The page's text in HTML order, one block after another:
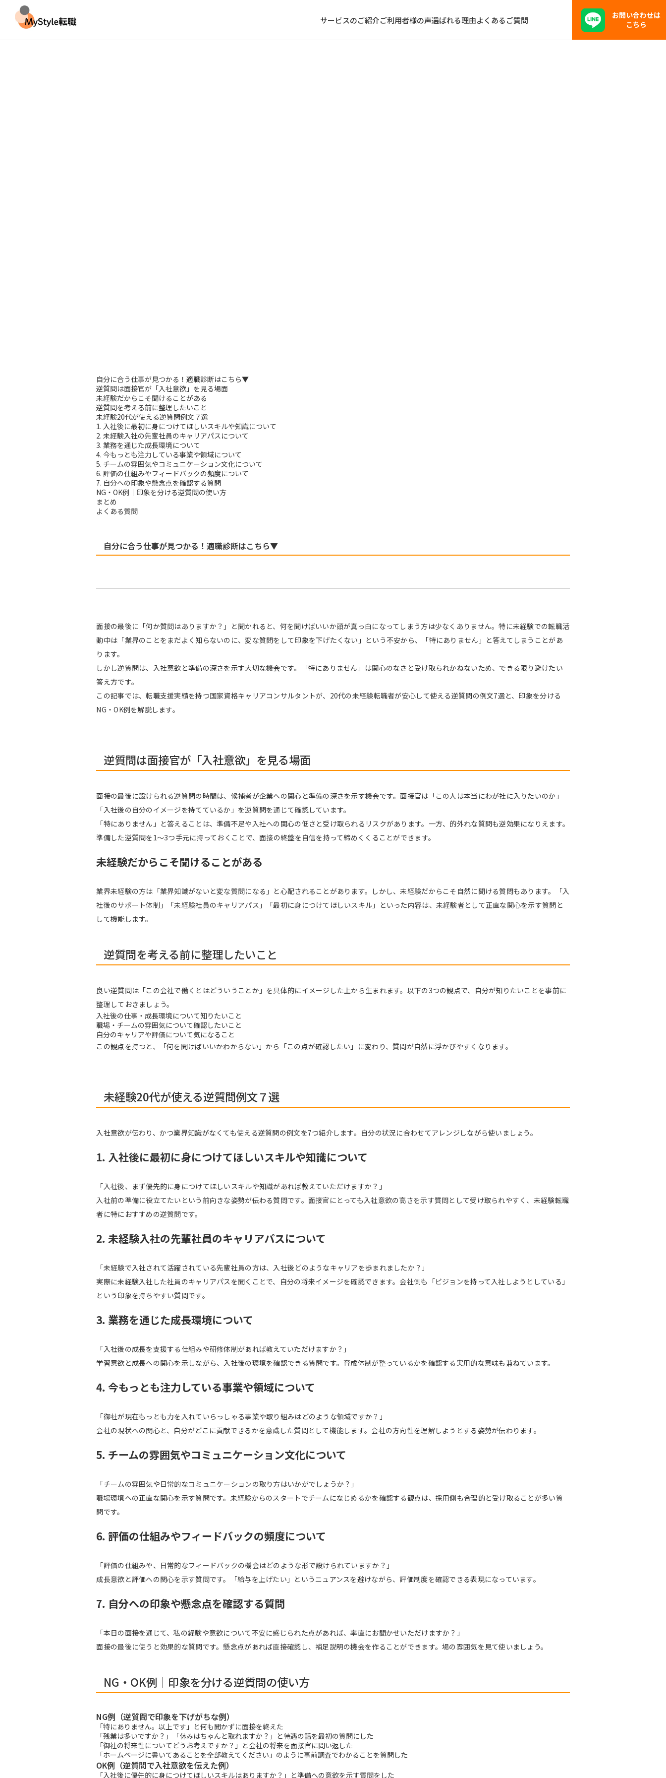
自分に合う仕事が見つかる！適職診断はこちら▼
逆質問は面接官が「入社意欲」を見る場面
未経験だからこそ聞けることがある
逆質問を考える前に整理したいこと
未経験20代が使える逆質問例文７選
1. 入社後に最初に身につけてほしいスキルや知識について
2. 未経験入社の先輩社員のキャリアパスについて
3. 業務を通じた成長環境について
4. 今もっとも注力している事業や領域について
5. チームの雰囲気やコミュニケーション文化について
6. 評価の仕組みやフィードバックの頻度について
7. 自分への印象や懸念点を確認する質問
NG・OK例｜印象を分ける逆質問の使い方
まとめ
よくある質問
自分に合う仕事が見つかる！適職診断はこちら▼
面接の最後に「何か質問はありますか？」と聞かれると、何を聞けばいいか頭が真っ白になってしまう方は少なくありません。特に未経験での転職活
動中は「業界のことをまだよく知らないのに、変な質問をして印象を下げたくない」という不安から、「特にありません」と答えてしまうことがあ
ります。
しかし逆質問は、入社意欲と準備の深さを示す大切な機会です。「特にありません」は関心のなさと受け取られかねないため、できる限り避けたい
答え方です。
この記事では、転職支援実績を持つ国家資格キャリアコンサルタントが、20代の未経験転職者が安心して使える逆質問の例文7選と、印象を分ける
NG・OK例を解説します。
逆質問は面接官が「入社意欲」を見る場面
面接の最後に設けられる逆質問の時間は、候補者が企業への関心と準備の深さを示す機会です。面接官は「この人は本当にわが社に入りたいのか」
「入社後の自分のイメージを持てているか」を逆質問を通じて確認しています。
「特にありません」と答えることは、準備不足や入社への関心の低さと受け取られるリスクがあります。一方、的外れな質問も逆効果になりえます。
準備した逆質問を1～3つ手元に持っておくことで、面接の終盤を自信を持って締めくくることができます。
未経験だからこそ聞けることがある
業界未経験の方は「業界知識がないと変な質問になる」と心配されることがあります。しかし、未経験だからこそ自然に聞ける質問もあります。「入
社後のサポート体制」「未経験社員のキャリアパス」「最初に身につけてほしいスキル」といった内容は、未経験者として正直な関心を示す質問と
して機能します。
逆質問を考える前に整理したいこと
良い逆質問は「この会社で働くとはどういうことか」を具体的にイメージした上から生まれます。以下の3つの観点で、自分が知りたいことを事前に
整理しておきましょう。
入社後の仕事・成長環境について知りたいこと
職場・チームの雰囲気について確認したいこと
自分のキャリアや評価について気になること
この観点を持つと、「何を聞けばいいかわからない」から「この点が確認したい」に変わり、質問が自然に浮かびやすくなります。
未経験20代が使える逆質問例文７選
入社意欲が伝わり、かつ業界知識がなくても使える逆質問の例文を7つ紹介します。自分の状況に合わせてアレンジしながら使いましょう。
1. 入社後に最初に身につけてほしいスキルや知識について
「入社後、まず優先的に身につけてほしいスキルや知識があれば教えていただけますか？」
入社前の準備に役立てたいという前向きな姿勢が伝わる質問です。面接官にとっても入社意欲の高さを示す質問として受け取られやすく、未経験転職
者に特におすすめの逆質問です。
2. 未経験入社の先輩社員のキャリアパスについて
「未経験で入社されて活躍されている先輩社員の方は、入社後どのようなキャリアを歩まれましたか？」
実際に未経験入社した社員のキャリアパスを聞くことで、自分の将来イメージを確認できます。会社側も「ビジョンを持って入社しようとしている」
という印象を持ちやすい質問です。
3. 業務を通じた成長環境について
「入社後の成長を支援する仕組みや研修体制があれば教えていただけますか？」
学習意欲と成長への関心を示しながら、入社後の環境を確認できる質問です。育成体制が整っているかを確認する実用的な意味も兼ねています。
4. 今もっとも注力している事業や領域について
「御社が現在もっとも力を入れていらっしゃる事業や取り組みはどのような領域ですか？」
会社の現状への関心と、自分がどこに貢献できるかを意識した質問として機能します。会社の方向性を理解しようとする姿勢が伝わります。
5. チームの雰囲気やコミュニケーション文化について
「チームの雰囲気や日常的なコミュニケーションの取り方はいかがでしょうか？」
職場環境への正直な関心を示す質問です。未経験からのスタートでチームになじめるかを確認する観点は、採用側も合理的と受け取ることが多い質
問です。
6. 評価の仕組みやフィードバックの頻度について
「評価の仕組みや、日常的なフィードバックの機会はどのような形で設けられていますか？」
成長意欲と評価への関心を示す質問です。「給与を上げたい」というニュアンスを避けながら、評価制度を確認できる表現になっています。
7. 自分への印象や懸念点を確認する質問
「本日の面接を通じて、私の経験や意欲について不安に感じられた点があれば、率直にお聞かせいただけますか？」
面接の最後に使うと効果的な質問です。懸念点があれば直接確認し、補足説明の機会を作ることができます。場の雰囲気を見て使いましょう。
NG・OK例｜印象を分ける逆質問の使い方
NG例（逆質問で印象を下げがちな例）
「特にありません。以上です」と何も聞かずに面接を終えた
「残業は多いですか？」「休みはちゃんと取れますか？」と待遇の話を最初の質問にした
「御社の将来性についてどうお考えですか？」と会社の将来を面接官に問い返した
「ホームページに書いてあることを全部教えてください」のように事前調査でわかることを質問した
OK例（逆質問で入社意欲を伝えた例）
「入社後に優先的に身につけてほしいスキルはありますか？」と準備への意欲を示す質問をした
サービスのご紹介ご利用者様の声選ばれる理由よくあるご質問
お問い合わせは
こちら